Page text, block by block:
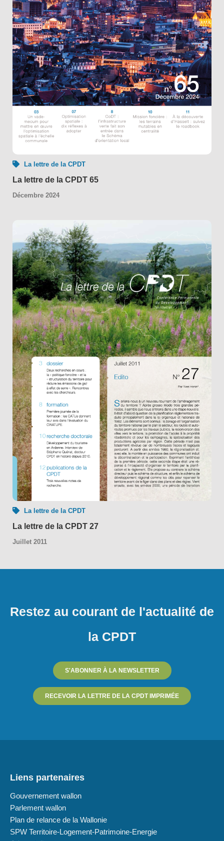
La lettre de la CPDT
La lettre de la CPDT 65
Décembre 2024
La lettre de la CPDT
La lettre de la CPDT 27
Juillet 2011
Restez au courant de l'actualité de
la CPDT
S'ABONNER À LA NEWSLETTER
RECEVOIR LA LETTRE DE LA CPDT IMPRIMÉE
Liens partenaires
Gouvernement wallon
Parlement wallon
Plan de relance de la Wallonie
SPW Territoire-Logement-Patrimoine-Energie